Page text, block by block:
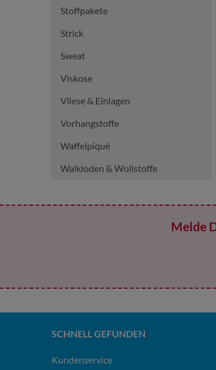
Stoffpakete
Strick
Sweat
Viskose
Vliese & Einlagen
Vorhangstoffe
Waffelpiqué
Walkloden & Wollstoffe
Melde
SCHNELL GEFUNDEN
Kundenservice